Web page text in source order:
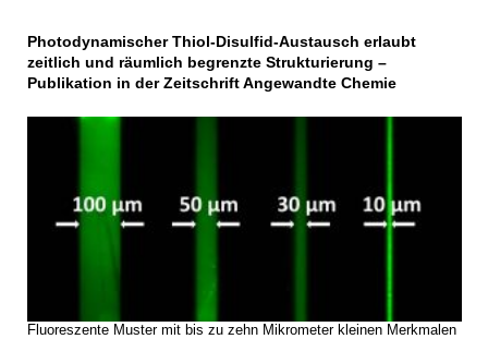
Photodynamischer Thiol-Disulfid-Austausch erlaubt
zeitlich und räumlich begrenzte Strukturierung –
Publikation in der Zeitschrift Angewandte Chemie
Fluoreszente Muster mit bis zu zehn Mikrometer kleinen Merkmalen